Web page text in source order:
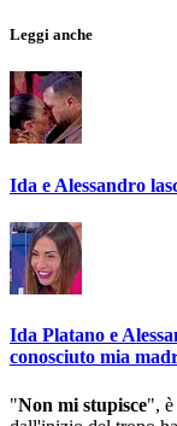
Leggi anche
Ida e Alessandro
Ida Platano e
conosciuto mia
"Non mi stupisce", è